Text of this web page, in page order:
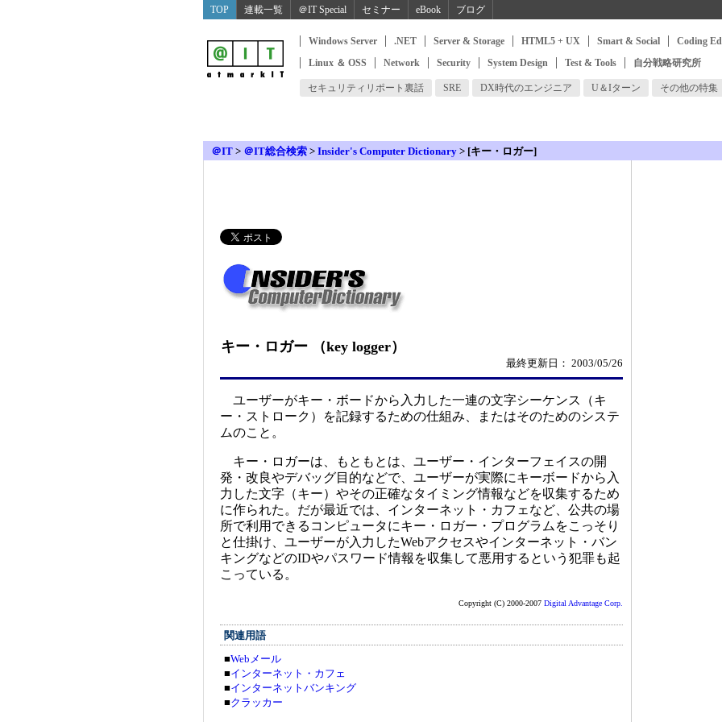
TOP 連載一覧 ＠IT Special セミナー eBook ブログ
Windows Server .NET Server & Storage HTML5 + UX Smart & Social Coding
Linux ＆ OSS
Network Security System Design Test & Tools 自分戦略研究所
セキュリティリポート裏話 SRE DX時代のエンジニア U＆Iターン その他の特集
＠IT > ＠IT総合検索 > Insider's Computer Dictionary > [キー・ロガー]
キー・ロガー （key logger）
最終更新日： 2003/05/26
ユーザーがキー・ボードから入力した一連の文字シーケンス（キ
ー・ストローク）を記録するための仕組み、またはそのためのシステ
ムのこと。
キー・ロガーは、もともとは、ユーザー・インターフェイスの開
発・改良やデバッグ目的などで、ユーザーが実際にキーボードから入
力した文字（キー）やその正確なタイミング情報などを収集するため
に作られた。だが最近では、インターネット・カフェなど、公共の場
所で利用できるコンピュータにキー・ロガー・プログラムをこっそり
と仕掛け、ユーザーが入力したWebアクセスやインターネット・バン
キングなどのIDやパスワード情報を収集して悪用するという犯罪も起
こっている。
Copyright (C) 2000-2007 Digital Advantage Corp.
関連用語
■Webメール
■インターネット・カフェ
■インターネットバンキング
■クラッカー